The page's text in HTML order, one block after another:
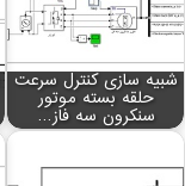
شبیه سازی کنترل سرعت
حلقه بسته موتور
سنکرون سه فاز…